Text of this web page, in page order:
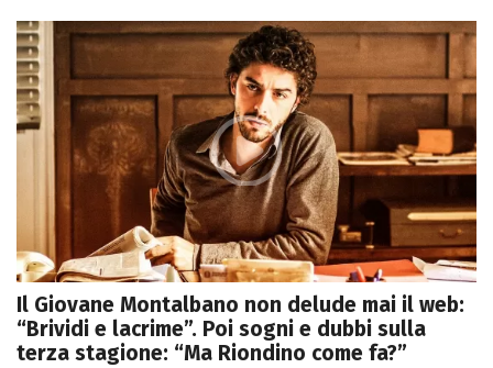
Il Giovane Montalbano non delude mai il web:
“Brividi e lacrime”. Poi sogni e dubbi sulla
terza stagione: “Ma Riondino come fa?”